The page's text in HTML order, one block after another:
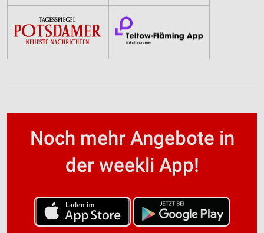
Noch mehr Angebote in
der weekli App!